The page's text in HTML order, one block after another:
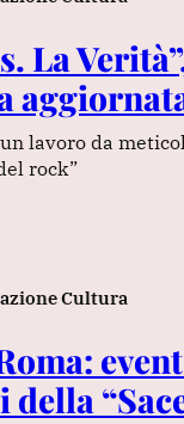
La
lavoro da
rock”
Cultura